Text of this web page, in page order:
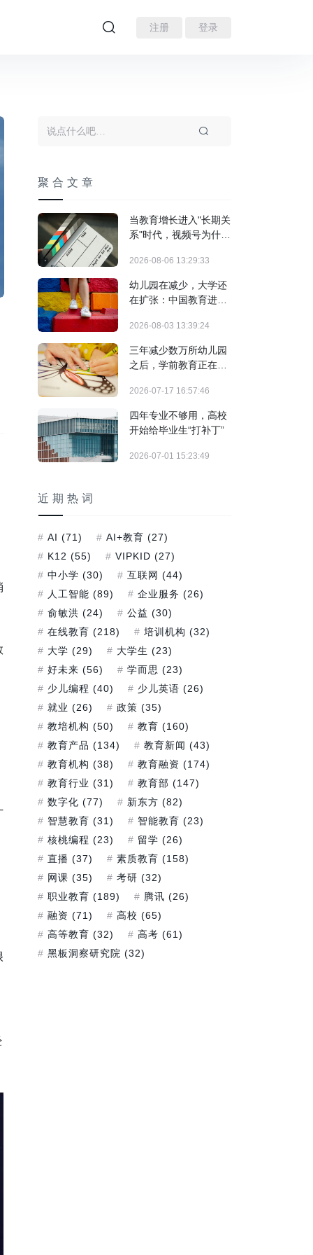
注册 登录
聚合文章
当教育增长进入"长期关
系"时代，视频号为什么
2026-08-06 13:29:33
幼儿园在减少，大学还
在扩张：中国教育进入
2026-08-03 13:39:24
三年减少数万所幼儿园
之后，学前教育正在发
2026-07-17 16:57:46
四年专业不够用，高校
开始给毕业生“打补丁”
2026-07-01 15:23:49
近期热词
AI (71) AI+教育 (27)
K12 (55) VIPKID (27)
中小学 (30) 互联网 (44)
人工智能 (89) 企业服务 (26)
俞敏洪 (24) 公益 (30)
在线教育 (218) 培训机构 (32)
大学 (29) 大学生 (23)
好未来 (56) 学而思 (23)
少儿编程 (40) 少儿英语 (26)
就业 (26) 政策 (35)
教培机构 (50) 教育 (160)
教育产品 (134) 教育新闻 (43)
教育机构 (38) 教育融资 (174)
教育行业 (31) 教育部 (147)
数字化 (77) 新东方 (82)
智慧教育 (31) 智能教育 (23)
核桃编程 (23) 留学 (26)
直播 (37) 素质教育 (158)
网课 (35) 考研 (32)
职业教育 (189) 腾讯 (26)
融资 (71) 高校 (65)
高等教育 (32) 高考 (61)
黑板洞察研究院 (32)